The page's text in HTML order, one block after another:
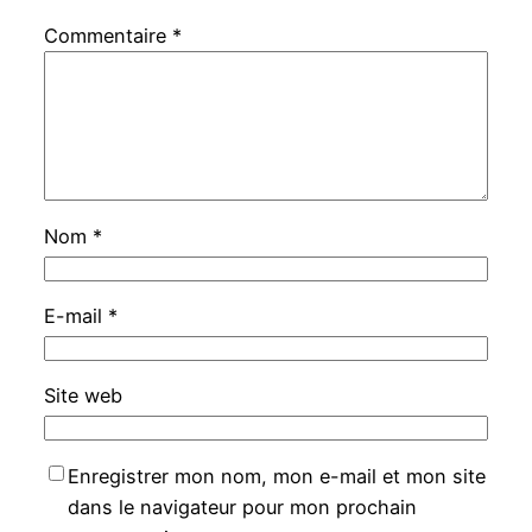
Commentaire *
Nom *
E-mail *
Site web
Enregistrer mon nom, mon e-mail et mon site
dans le navigateur pour mon prochain